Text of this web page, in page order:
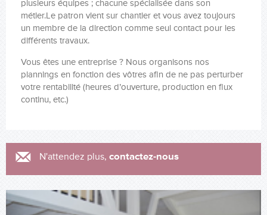
plusieurs équipes ; chacune spécialisée dans son
métier.Le patron vient sur chantier et vous avez toujours
un membre de la direction comme seul contact pour les
différents travaux.
Vous êtes une entreprise ? Nous organisons nos
plannings en fonction des vôtres afin de ne pas perturber
votre rentabilité (heures d’ouverture, production en flux
continu, etc.)
N'attendez plus, contactez-nous